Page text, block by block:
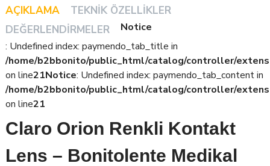
AÇIKLAMA
TEKNIK ÖZELLIKLER
DEĞERLENDIRMELER
Notice
: Undefined index: paymendo_tab_title in
/home/b2bbonito/public_html/catalog/controller/
on line21Notice: Undefined index: paymendo_tab_content in
/home/b2bbonito/public_html/catalog/controller/
on line21
Claro Orion Renkli Kontakt
Lens – Bonitolente Medikal